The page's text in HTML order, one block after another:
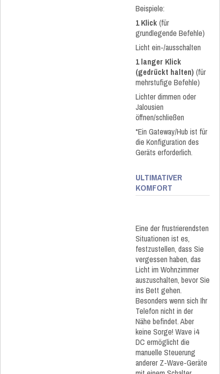
Beispiele:​
1 Klick(für
grundlegende Befehle)​
Licht ein-/ausschalten​
1 langer Klick
(gedrückt halten) (für
mehrstufige Befehle)​
Lichter dimmen oder
Jalousien
öffnen/schließen​
*Ein Gateway/Hub ist für
die Konfiguration des
Geräts erforderlich.​
ULTIMATIVER
KOMFORT​
Eine der frustrierendsten
Situationen ist es,
festzustellen, dass Sie
vergessen haben, das
Licht im Wohnzimmer
auszuschalten, bevor Sie
ins Bett gehen.
Besonders wenn sich Ihr
Telefon nicht in der
Nähe befindet. Aber
keine Sorge! Wave i4
DC ermöglicht die
manuelle Steuerung
anderer Z-Wave-Geräte